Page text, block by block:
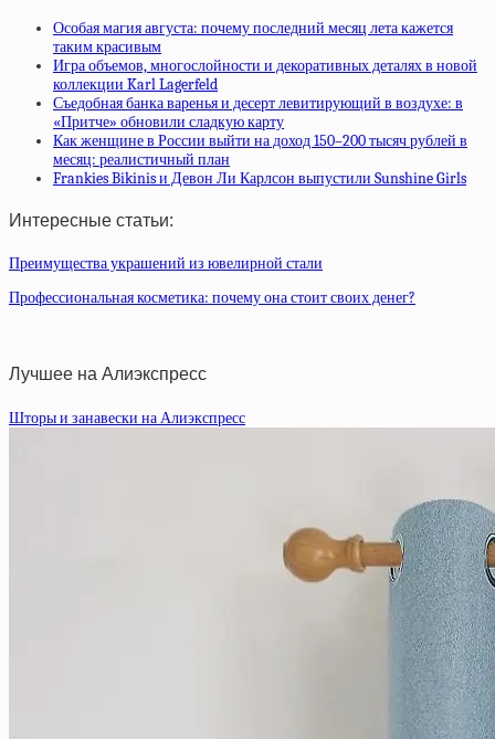
Особая магия августа: почему последний месяц лета кажется
таким красивым
Игра объемов, многослойности и декоративных деталях в новой
коллекции Karl Lagerfeld
Съедобная банка варенья и десерт левитирующий в воздухе: в
«Притче» обновили сладкую карту
Как женщине в России выйти на доход 150–200 тысяч рублей в
месяц: реалистичный план
Frankies Bikinis и Девон Ли Карлсон выпустили Sunshine Girls
Интересные статьи:
Преимущества украшений из ювелирной стали
Профессиональная косметика: почему она стоит своих денег?
Лучшее на Алиэкспресс
Шторы и занавески на Алиэкспресс